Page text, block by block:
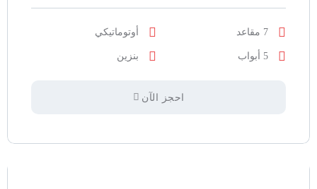
7 مقاعد أوتوماتيكي
5 أبواب بنزين
احجز الآن